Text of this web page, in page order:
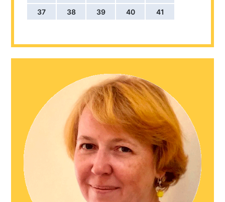
37
38 39 40 41